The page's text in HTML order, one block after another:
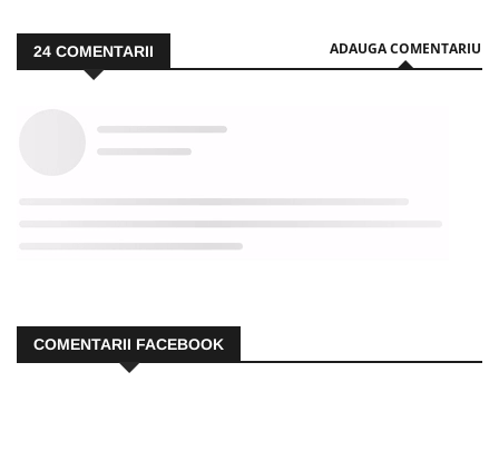
24 COMENTARII ADAUGA COMENTARIU
COMENTARII FACEBOOK